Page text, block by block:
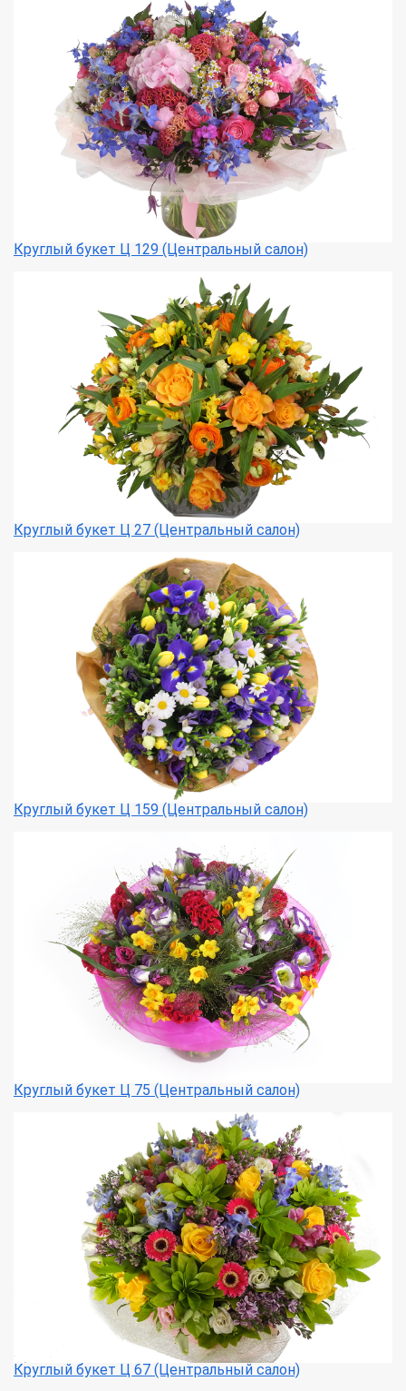
Круглый букет Ц 129 (Центральный салон)
Круглый букет Ц 27 (Центральный салон)
Круглый букет Ц 159 (Центральный салон)
Круглый букет Ц 75 (Центральный салон)
Круглый букет Ц 67 (Центральный салон)